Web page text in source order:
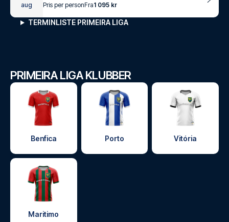
aug Pris per personFra1 095 kr
TERMINLISTE PRIMEIRA LIGA
PRIMEIRA LIGA KLUBBER
Benfica Porto Vitória
Maritimo